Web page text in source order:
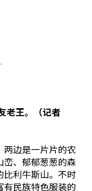
王。（记者
边是一片片的农
、郁郁葱葱的森
比利牛斯山。不时
民族特色服装的